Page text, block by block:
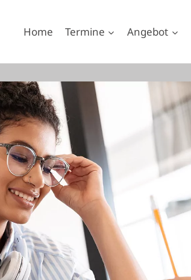
Home Termine Angebot